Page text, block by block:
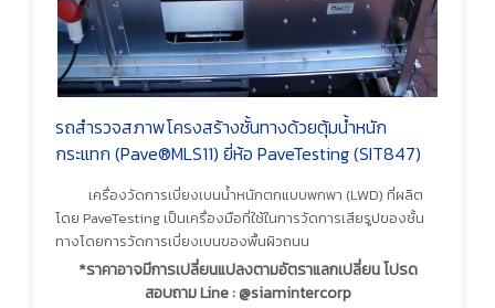
รถสำรวจสภาพโครงสร้างชั้นทางด้วยตุ้มน้ำหนัก
กระแทก (Pave®MLS11) ยี่ห้อ PaveTesting (SIT847)
เครื่องวัดการเบี่ยงเบนน้ำหนักตกแบบพกพา (LWD) ที่ผลิต
โดย PaveTesting เป็นเครื่องมือที่ใช้ในการวัดการเสียรูปของชั้น
ทางโดยการวัดการเบี่ยงเบนของพื้นผิวถนน
*ราคาอาจมีการเปลี่ยนแปลงตามอัตราแลกเปลี่ยน โปรด
สอบถาม Line : @siamintercorp